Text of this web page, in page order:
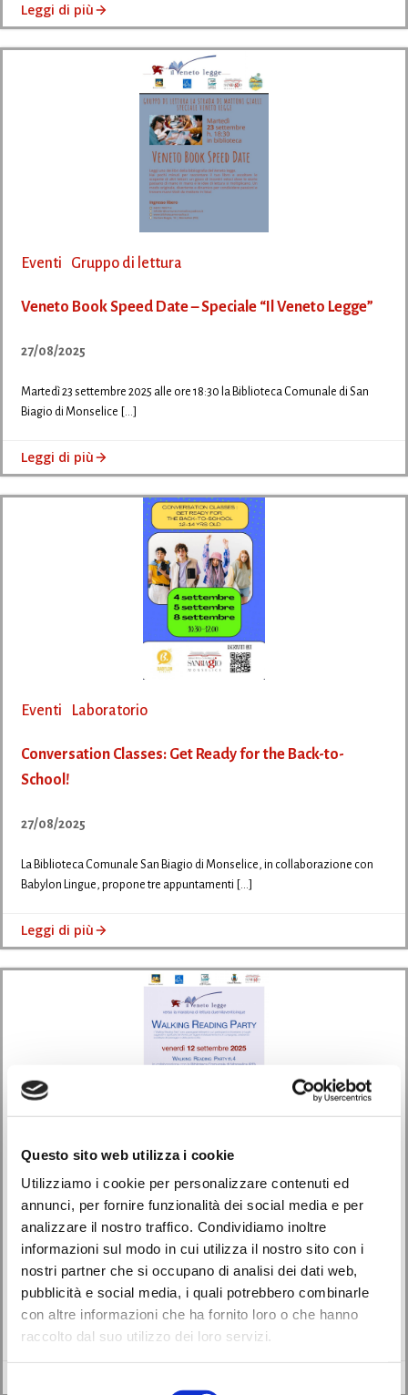
Questo sito web utilizza i cookie
Utilizziamo i cookie per personalizzare contenuti ed
annunci, per fornire funzionalità dei social media e per
analizzare il nostro traffico. Condividiamo inoltre
informazioni sul modo in cui utilizza il nostro sito con i
nostri partner che si occupano di analisi dei dati web,
pubblicità e social media, i quali potrebbero combinarle
con altre informazioni che ha fornito loro o che hanno
raccolto dal suo utilizzo dei loro servizi.
Leggi di più
Eventi Gruppo di lettura
Veneto Book Speed Date – Speciale “Il Veneto Legge”
27/08/2025
Martedì 23 settembre 2025 alle ore 18:30 la Biblioteca Comunale di San
Biagio di Monselice […]
Leggi di più
Eventi Laboratorio
Conversation Classes: Get Ready for the Back-to-
School!
27/08/2025
La Biblioteca Comunale San Biagio di Monselice, in collaborazione con
Babylon Lingue, propone tre appuntamenti […]
Leggi di più
Eventi
Walking Reading Party a Monselice
27/08/2025
La Biblioteca Comunale di Monselice (Padova), in collaborazione con
Regione Veneto, invita tutti a partecipare […]